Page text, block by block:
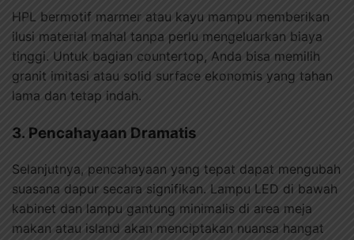
HPL bermotif marmer atau kayu mampu memberikan
ilusi material mahal tanpa perlu mengeluarkan biaya
tinggi. Untuk bagian countertop, Anda bisa memilih
granit imitasi atau solid surface ekonomis yang tahan
lama dan tetap indah.
3. Pencahayaan Dramatis
Selanjutnya, pencahayaan yang tepat dapat mengubah
suasana dapur secara signifikan. Lampu LED di bawah
kabinet dan lampu gantung minimalis di area meja
makan atau island akan menciptakan nuansa hangat